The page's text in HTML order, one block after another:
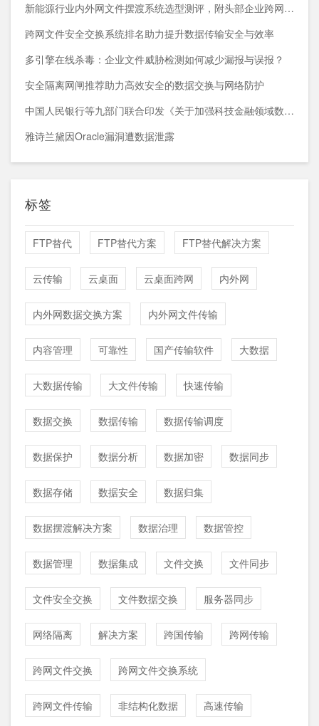
新能源行业内外网文件摆渡系统选型测评，附头部企业跨网部署案例
跨网文件安全交换系统排名助力提升数据传输安全与效率
多引擎在线杀毒：企业文件威胁检测如何减少漏报与误报？
安全隔离网闸推荐助力高效安全的数据交换与网络防护
中国人民银行等九部门联合印发《关于加强科技金融领域数据开发利用的通知》
雅诗兰黛因Oracle漏洞遭数据泄露
标签
FTP替代 FTP替代方案 FTP替代解决方案
云传输 云桌面 云桌面跨网 内外网
内外网数据交换方案 内外网文件传输
内容管理 可靠性 国产传输软件 大数据
大数据传输 大文件传输 快速传输
数据交换 数据传输 数据传输调度
数据保护 数据分析 数据加密 数据同步
数据存储 数据安全 数据归集
数据摆渡解决方案 数据治理 数据管控
数据管理 数据集成 文件交换 文件同步
文件安全交换 文件数据交换 服务器同步
网络隔离 解决方案 跨国传输 跨网传输
跨网文件交换 跨网文件交换系统
跨网文件传输 非结构化数据 高速传输